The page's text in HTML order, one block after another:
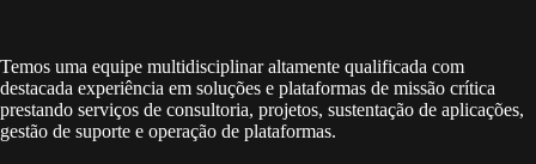
Temos uma equipe multidisciplinar altamente qualificada com
destacada experiência em soluções e plataformas de missão crítica
prestando serviços de consultoria, projetos, sustentação de aplicações,
gestão de suporte e operação de plataformas.